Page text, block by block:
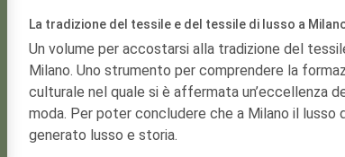
La tradizione del tessile e del tessile di lusso a
Un volume per accostarsi alla tradizione del
Milano. Uno strumento per comprendere la
culturale nel quale si è affermata un’eccellenza
moda. Per poter concludere che a Milano il lusso
generato lusso e storia.